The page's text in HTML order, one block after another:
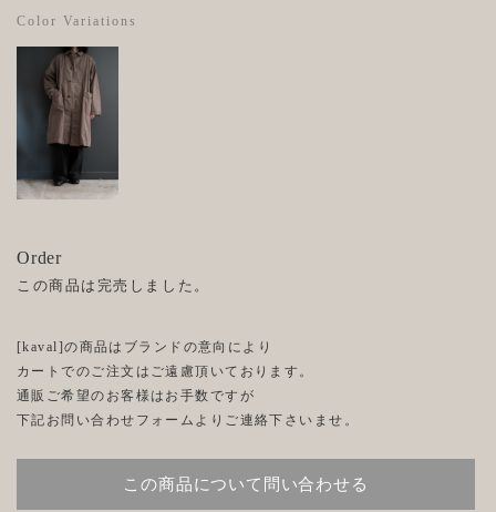
Color Variations
Order
この商品は完売しました。
[kaval]の商品はブランドの意向により
カートでのご注文はご遠慮頂いております。
通販ご希望のお客様はお手数ですが
下記お問い合わせフォームよりご連絡下さいませ。
この商品について問い合わせる